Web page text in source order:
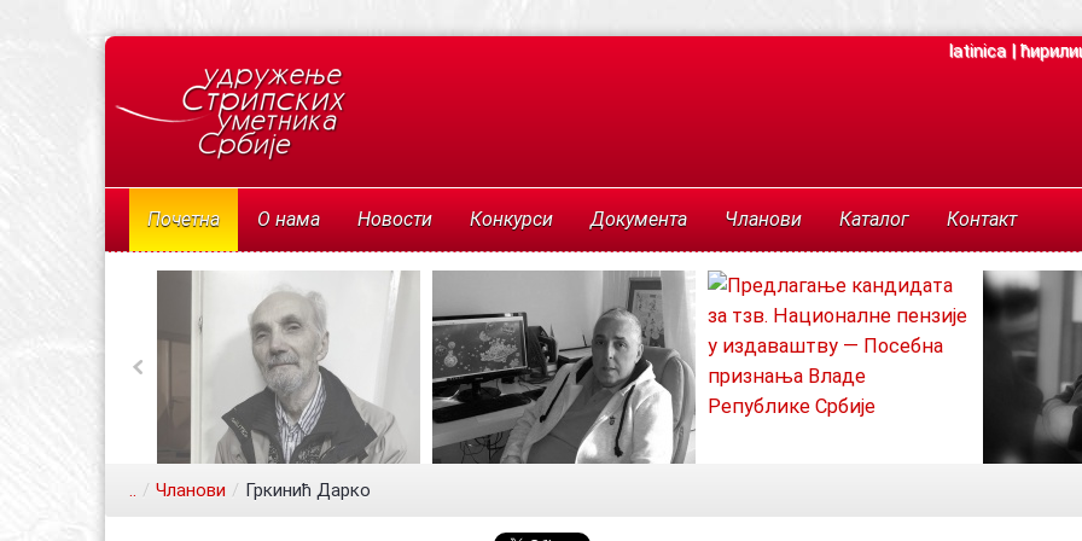
latinica|
Почетна О нама Новости Конкурси Документа Чланови Каталог Контакт
.. / Чланови / Гркинић Дарко